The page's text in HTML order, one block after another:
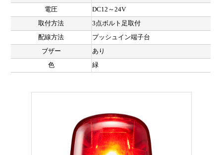
電圧
DC12～24V
取付方法
3点ボルト足取付
配線方法
プッシュイン端子台
ブザー
あり
色
緑